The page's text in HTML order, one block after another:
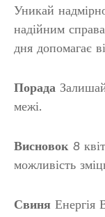
Уникай
надійним
дня допомагає
Порада
межі.
Висновок 8
можливість
Свиня Енергія